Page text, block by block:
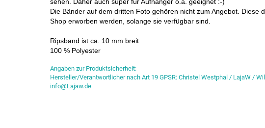
Die Bänder auf dem dritten Foto gehören nicht zum Angebot. Diese
Shop erworben werden, solange sie verfügbar sind.
Ripsband ist ca. 10 mm breit
100 % Polyester
Angaben zur Produktsicherheit:
Hersteller/Verantwortlicher nach Art 19 GPSR: Christel Westphal / LajaW /
info@Lajaw.de